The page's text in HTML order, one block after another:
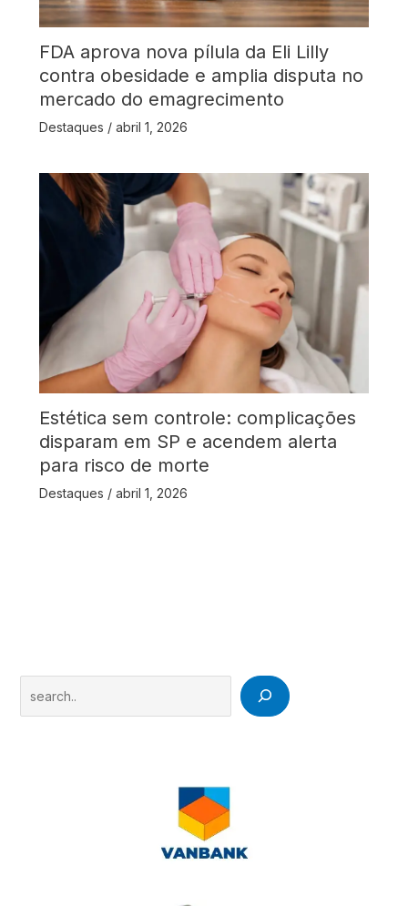
FDA aprova nova pílula da Eli Lilly
contra obesidade e amplia disputa no
mercado do emagrecimento
Destaques / abril 1, 2026
Estética sem controle: complicações
disparam em SP e acendem alerta
para risco de morte
Destaques / abril 1, 2026